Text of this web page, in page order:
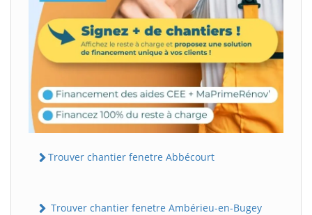
Trouver chantier fenetre Abbécourt
Trouver chantier fenetre Ambérieu-en-Bugey